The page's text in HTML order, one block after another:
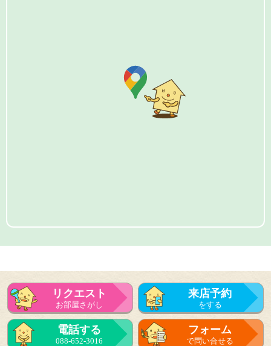
リクエスト
お部屋さがし
来店予約
をする
電話する
088-652-3016
フォーム
で問い合せる